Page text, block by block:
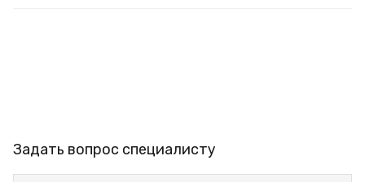
Задать вопрос специалисту